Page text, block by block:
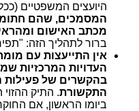
היועצים המשפטיים
המסמכים, שהם
מכתב האישום ומהראיות
ברור לתהליך הזה:
אין התייעצות עם
העדויות המרכזיות
בהקשרים של פעילות
התקשורת. התיק ההזוי
ביומו הראשון, אם